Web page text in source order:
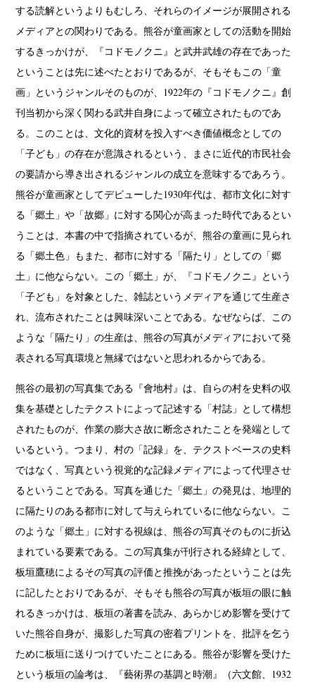
する読解というよりもむしろ、それらのイメージが展開される
メディアとの関わりである。熊谷が童画家としての活動を開始
するきっかけが、『コドモノクニ』と武井武雄の存在であった
ということは先に述べたとおりであるが、そもそもこの「童
画」というジャンルそのものが、1922年の『コドモノクニ』創
刊当初から深く関わる武井自身によって確立されたものであ
る。このことは、文化的資材を投入すべき価値概念としての
「子ども」の存在が意識されるという、まさに近代的市民社会
の要請から導き出されるジャンルの成立を意味するであろう。
熊谷が童画家としてデビューした1930年代は、都市文化に対す
る「郷土」や「故郷」に対する関心が高まった時代であるとい
うことは、本書の中で指摘されているが、熊谷の童画に見られ
る「郷土色」もまた、都市に対する「隔たり」としての「郷
土」に他ならない。この「郷土」が、『コドモノクニ』という
「子ども」を対象とした、雑誌というメディアを通じて生産さ
れ、流布されたことは興味深いことである。なぜならば、この
ような「隔たり」の生産は、熊谷の写真がメディアにおいて発
表される写真環境と無縁ではないと思われるからである。
熊谷の最初の写真集である『會地村』は、自らの村を史料の収
集を基礎としたテクストによって記述する「村誌」として構想
されたものが、作業の膨大さ故に断念されたことを発端として
いるという。つまり、村の「記録」を、テクストベースの史料
ではなく、写真という視覚的な記録メディアによって代理させ
るということである。写真を通じた「郷土」の発見は、地理的
に隔たりのある都市に対して与えられているに他ならない。こ
のような「郷土」に対する視線は、熊谷の写真そのものに折込
まれている要素である。この写真集が刊行される経緯として、
板垣鷹穂によるその写真の評価と推挽があったということは先
に記したとおりであるが、そもそも熊谷の写真が板垣の眼に触
れるきっかけは、板垣の著書を読み、あらかじめ影響を受けて
いた熊谷自身が、撮影した写真の密着プリントを、批評を乞う
ために板垣に送りつけていたことにある。熊谷が影響を受けた
という板垣の論考は、『藝術界の基調と時潮』（六文館、1932